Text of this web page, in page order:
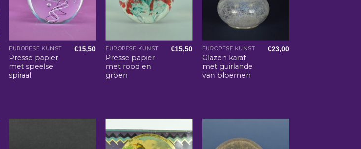
EUROPESE KUNST
Presse papier
met speelse
spiraal
€15,50 EUROPESE KUNST
Presse papier
met rood en
groen
€15,50 EUROPESE KUNST
Glazen karaf
met guirlande
van bloemen
€23,00